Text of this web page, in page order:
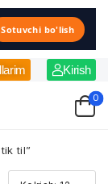
Sotuvchi bo'lish
Kirish
0
til”